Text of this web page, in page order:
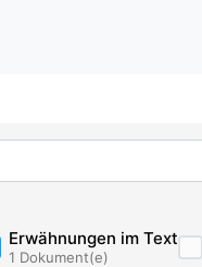
Erwähnungen im Text
1 Dokument(e)